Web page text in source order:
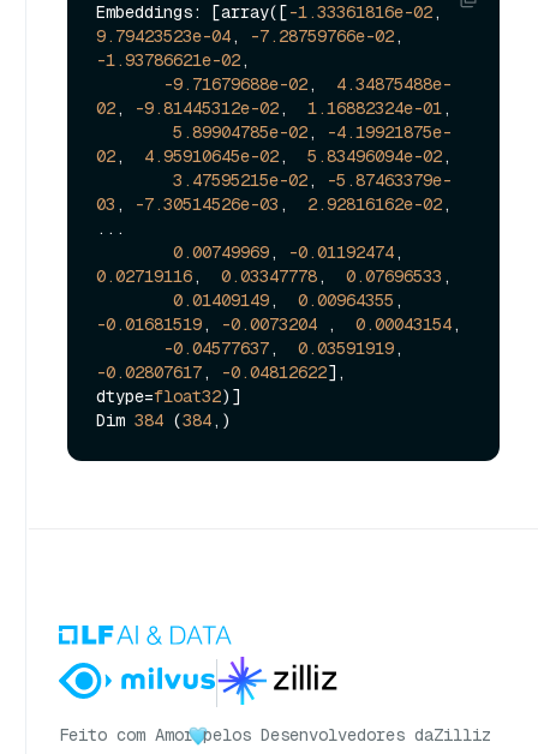
Embeddings: [array([-1.33361816e-02
,
9.79423523e-04, -7.28759766e-02
-1.93786621e-02,
-9.71679688e-02, 4.34875488e-
02, -9.81445312e-02, 1.16882324e-01,
5.89904785e-02,
-4.19921875e-
02, 4.95910645e-02, 5.83496094e-02,
3.47595215e-02,
-5.87463379e-
03 , -7.30514526e-03 , 2.92816162e-02,
...
0.00749969, -0.01192474
0.02719116, 0.03347778, 0.07696533 ,
0.01409149, 0.00964355
-0.01681519, -0.0073204 , 0.00043154,
-0.04577637, 0.03591919
-0.02807617, -0.04812622],
dtype=float32)]
Dim 384 (384
Feito com Amor pelos Desenvolvedores daZilliz